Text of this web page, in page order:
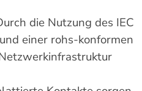
die Nutzung des IEC
einer rohs-konformen